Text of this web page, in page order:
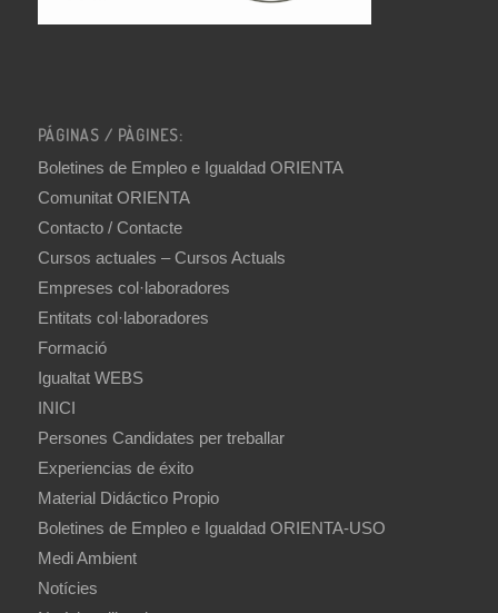
PÁGINAS / PÀGINES:
Boletines de Empleo e Igualdad ORIENTA
Comunitat ORIENTA
Contacto / Contacte
Cursos actuales – Cursos Actuals
Empreses col·laboradores
Entitats col·laboradores
Formació
Igualtat WEBS
INICI
Persones Candidates per treballar
Experiencias de éxito
Material Didáctico Propio
Boletines de Empleo e Igualdad ORIENTA-USO
Medi Ambient
Notícies